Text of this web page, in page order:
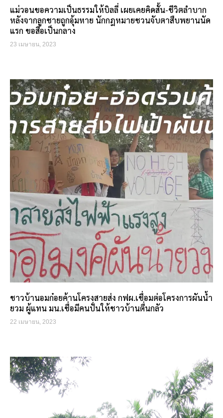
แม่วอนขอความเป็นธรรมให้บิลลี่ เผยเคยคิดสั้น-ชีวิตลำบาก
หลังจากลูกชายถูกอุ้มหาย นักกฎหมายชวนจับตาสืบพยานนัด
แรก ขอสื่อเป็นกลาง
23 เมษายน, 2023
ชาวบ้านอมก๋อยค้านโครงสายส่ง กฟผ.เชื่อมต่อโครงการผันน้ำ
ยวม ผู้แทน มน.เชื่อมีคนปั่นให้ชาวบ้านตื่นกลัว
22 เมษายน, 2023